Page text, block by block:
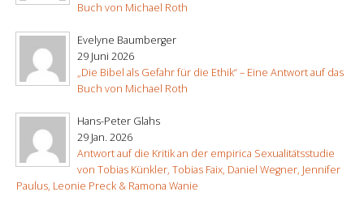
Buch von Michael Roth
Evelyne Baumberger
29 Juni 2026
„Die Bibel als Gefahr für die Ethik“ – Eine Antwort auf das
Buch von Michael Roth
Hans-Peter Glahs
29 Jan. 2026
Antwort auf die Kritik an der empirica Sexualitätsstudie
von Tobias Künkler, Tobias Faix, Daniel Wegner, Jennifer
Paulus, Leonie Preck & Ramona Wanie